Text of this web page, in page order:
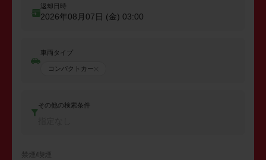
返却日時
2026年08月07日 (金) 03:00
車両タイプ
コンパクトカー
その他の検索条件
禁煙/喫煙